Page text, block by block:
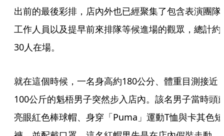
出前的最後彩排，店內外也已經聚集了包含表演團隊
工作人員以及提早前來排隊等候進場的觀眾，總計約
30人在場。
就在這個時候，一名身高約180公分、體重目測接近
100公斤的魁梧男子突然步入店內。該名男子當時頭
亮眼紅色棒球帽、身穿「Puma」運動T恤與卡其色短